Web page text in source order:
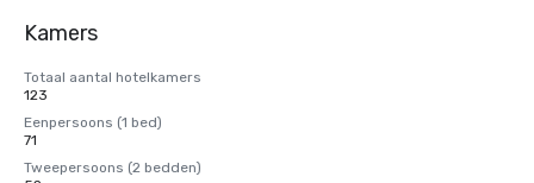
Kamers
Totaal aantal hotelkamers
123
Eenpersoons (1 bed)
71
Tweepersoons (2 bedden)